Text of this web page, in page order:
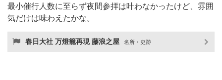
最小催行人数に至らず夜間参拝は叶わなかったけど、雰囲
気だけは味わえたかな。
春日大社 万燈籠再現 藤浪之屋 名所・史跡